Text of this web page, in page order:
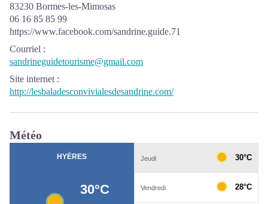
83230 Bormes-les-Mimosas
06 16 85 85 99
https://www.facebook.com/sandrine.guide.71
Courriel :
sandrineguidetourisme@gmail.com
Site internet :
http://lesbaladesconvivialesdesandrine.com/
Météo